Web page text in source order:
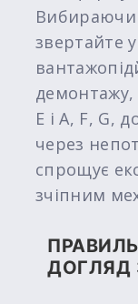
Вибираючи
звертайте
демонтажу,
E і A, F, G,
через
спрощує
зчіпним
ДОГЛЯД